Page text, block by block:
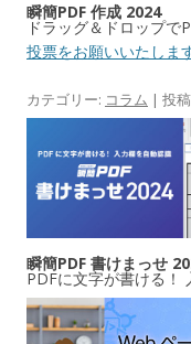
瞬簡PDF 作成 2024
ドラッグ＆ドロップで
投票をお願いいたしま
カテゴリー: コラム | 投
瞬簡PDF 書けまっせ
PDFに文字が書ける！